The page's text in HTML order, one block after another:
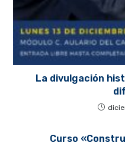
La divulgación
Curso